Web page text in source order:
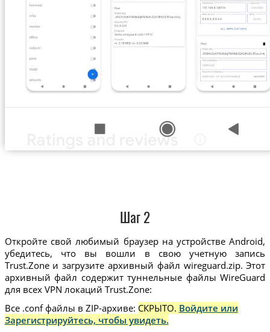
Шаг 2
Откройте свой любимый браузер на устройстве Android,
убедитесь, что вы вошли в свою учетную запись
Trust.Zone и загрузите архивный файл wireguard.zip. Этот
архивный файл содержит туннельные файлы WireGuard
для всех VPN локаций Trust.Zone:
Все .conf файлы в ZIP-архиве: СКРЫТО. Войдите или
Зарегистрируйтесь, чтобы увидеть.